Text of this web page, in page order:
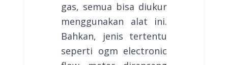
gas, semua bisa diukur
menggunakan alat ini.
Bahkan, jenis tertentu
seperti ogm electronic